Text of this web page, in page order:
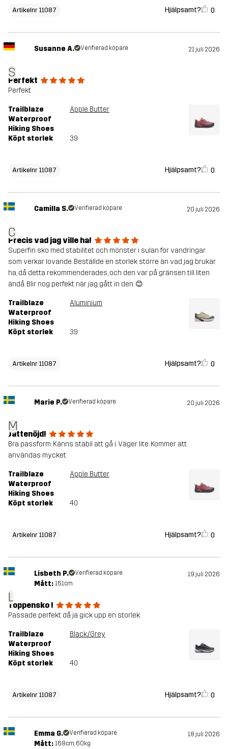
Artikelnr 11087 Hjälpsamt? 0
S
Susanne A. Verifierad köpare 21 juli 2026
Perfekt
Perfekt
Trailblaze
Waterproof
Hiking Shoes
Apple Butter
Köpt storlek 39
Artikelnr 11087 Hjälpsamt? 0
C
Camilla S. Verifierad köpare 20 juli 2026
Precis vad jag ville ha!
Superfin sko med stabilitet och mönster i sulan för vandringar
som verkar lovande. Beställde en storlek större än vad jag brukar
ha, då detta rekommenderades, och den var på gränsen till liten
ändå. Blir nog perfekt när jag gått in den. 😊
Trailblaze
Waterproof
Hiking Shoes
Aluminium
Köpt storlek 39
Artikelnr 11087 Hjälpsamt? 0
M
Marie P. Verifierad köpare 20 juli 2026
Jättenöjd!
Bra passform. Känns stabil att gå i. Väger lite. Kommer att
användas mycket.
Trailblaze
Waterproof
Hiking Shoes
Apple Butter
Köpt storlek 40
Artikelnr 11087 Hjälpsamt? 0
L
Lisbeth P. Verifierad köpare 19 juli 2026
Mått: 161cm
Toppensko !
Passade perfekt då ja gick upp en storlek.
Trailblaze
Waterproof
Hiking Shoes
Black/Grey
Köpt storlek 40
Artikelnr 11087 Hjälpsamt? 0
Emma G. Verifierad köpare 18 juli 2026
Mått: 168cm, 60kg